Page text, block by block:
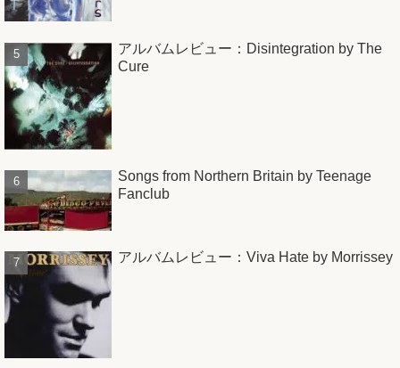
アルバムレビュー：Disintegration by The
Cure
Songs from Northern Britain by Teenage
Fanclub
アルバムレビュー：Viva Hate by Morrissey